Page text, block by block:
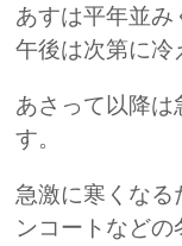
あすは平年並み
午後は次第に冷
あさって以降
す。
急激に寒くなる
ンコートなどの